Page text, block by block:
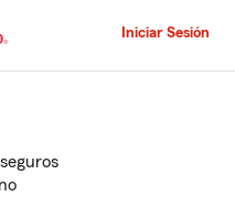
Iniciar Sesión